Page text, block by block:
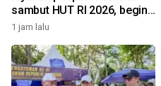
sambut HUT RI 2026, begini
kata Kakanwil
1 jam lalu